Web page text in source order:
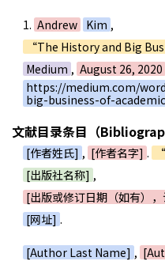
1. Andrew Kim ,
“The History and Big
Medium , August 26, 2020
https://medium.com/
big-business-of-
文献目录条目（
[作者姓氏] , [作者名字] .
[出版社名称] ,
[出版或修订日期（如有）
[网址] .
[Author Last Name] ,